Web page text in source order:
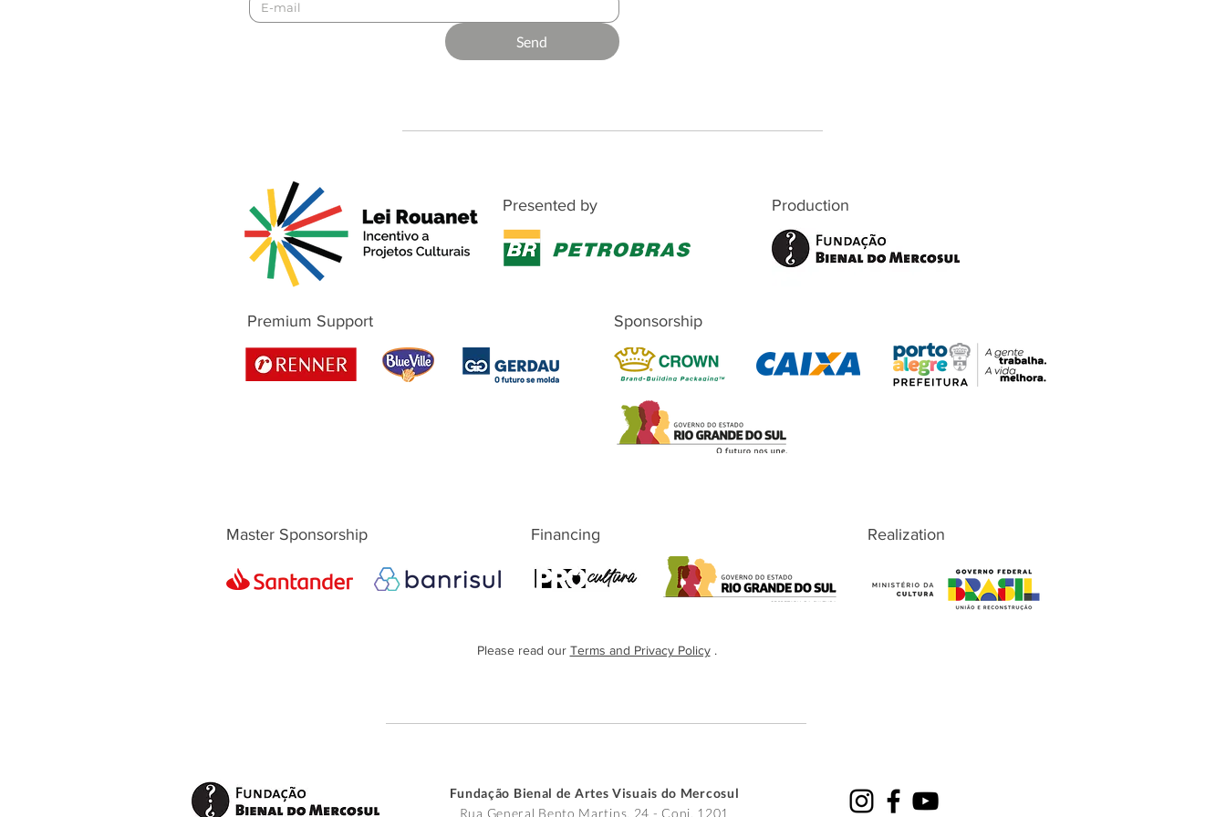
Send
Presented by Production
Premium Support Sponsorship
Master Sponsorship Financing Realization
Please read our Terms and Privacy Policy.
Fundação Bienal de Artes Visuais do Mercosul
Rua General Bento Martins, 24 - Conj. 1201